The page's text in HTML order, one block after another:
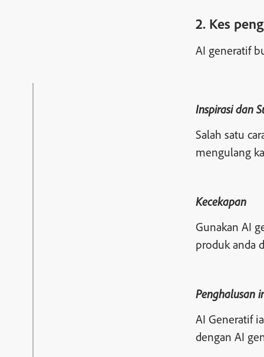
2. Kes
AI generatif
Inspirasi dan
Salah satu
mengulang
Kecekapan
Gunakan AI
produk anda
Penghalusan
AI Generatif
dengan AI